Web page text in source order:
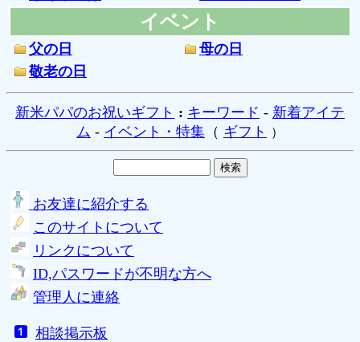
イベント
父の日
母の日
敬老の日
新米パパのお祝いギフト : キーワード - 新着アイテ
ム - イベント・特集 （ ギフト ）
お友達に紹介する
このサイトについて
リンクについて
ID,パスワードが不明な方へ
管理人に連絡
相談掲示板